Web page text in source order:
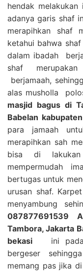
hendak
adanya garis shaf
merapihkan shaf
ketahui bahwa
dalam ibadah
shaf
berjamaah,
alas musholla
masjid bagus di
Babelan
para jamaah
merapihkan sah
bisa di
mempermudah
bertugas untuk
urusan shaf.
menyambung
087877691539
Tambora, Jakarta
bekasi ini pada
bergeser
memang pas jika